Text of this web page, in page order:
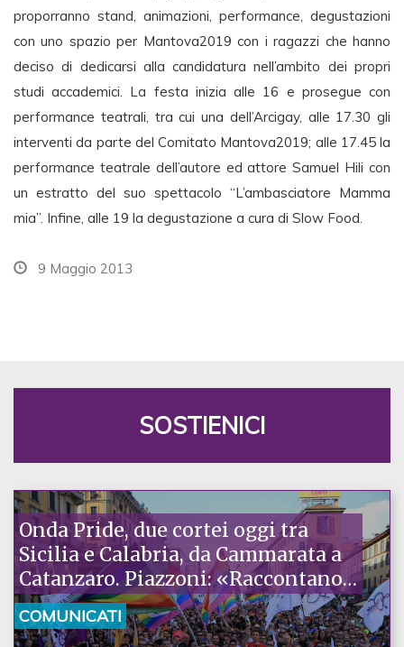
proporranno stand, animazioni, performance, degustazioni
con uno spazio per Mantova2019 con i ragazzi che hanno
deciso di dedicarsi alla candidatura nell’ambito dei propri
studi accademici. La festa inizia alle 16 e prosegue con
performance teatrali, tra cui una dell’Arcigay, alle 17.30 gli
interventi da parte del Comitato Mantova2019; alle 17.45 la
performance teatrale dell’autore ed attore Samuel Hili con
un estratto del suo spettacolo “L’ambasciatore Mamma
mia”. Infine, alle 19 la degustazione a cura di Slow Food.
9 Maggio 2013
SOSTIENICI
Onda Pride, due cortei oggi tra
Sicilia e Calabria, da Cammarata a
Catanzaro. Piazzoni: «Raccontano
la nostra ostinazione»
COMUNICATI